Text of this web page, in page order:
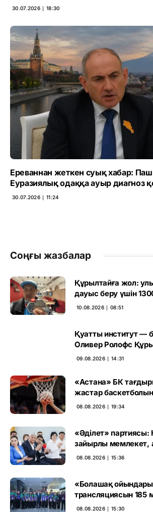
30.07.2026 ∣ 18:30
Ереваннан жеткен суық хабар:
Еуразиялық одаққа ауыр диагноз
30.07.2026 ∣ 11:24
Соңғы жазбалар
Құрылтайға жол:
дауыс беру үшін
еңсермек
10.08.2026 ∣ 08:51
Қуатты институт —
Оливер Ролофс
сайлауының
09.08.2026 ∣ 14:31
«Астана» БК
жастар
08.08.2026 ∣ 19:34
«Әділет» партиясы:
зайырлы мемлекет,
тәртіп» қағидаты
08.08.2026 ∣ 15:36
«Болашақ
трансляциясын 185
көрген
08.08.2026 ∣ 15:30